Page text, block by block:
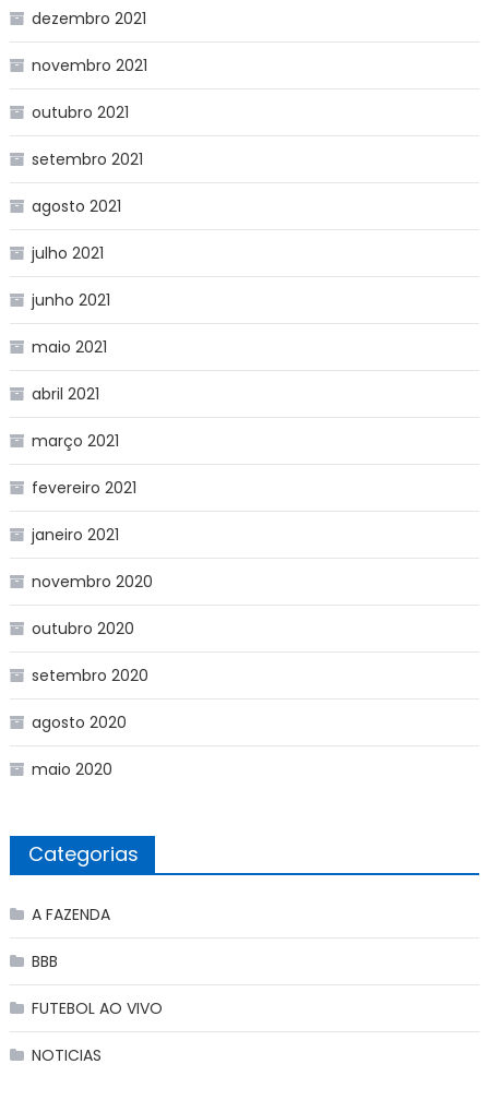
dezembro 2021
novembro 2021
outubro 2021
setembro 2021
agosto 2021
julho 2021
junho 2021
maio 2021
abril 2021
março 2021
fevereiro 2021
janeiro 2021
novembro 2020
outubro 2020
setembro 2020
agosto 2020
maio 2020
Categorias
A FAZENDA
BBB
FUTEBOL AO VIVO
NOTICIAS